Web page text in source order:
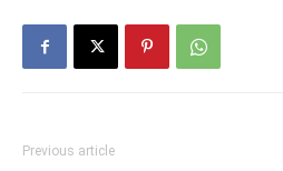
Previous article